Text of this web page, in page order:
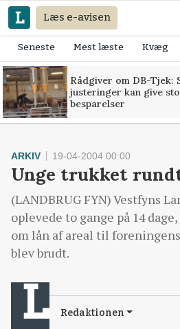
Læs e-avisen
Seneste Mest læste Kvæg
Rådgiver om DB-Tjek:
justeringer kan give
besparelser
ARKIV 19-04-2004 00:00
Unge trukket
(LANDBRUG FYN) Vestfyns
oplevede to gange på 14
om lån af areal til
blev brudt.
Redaktionen